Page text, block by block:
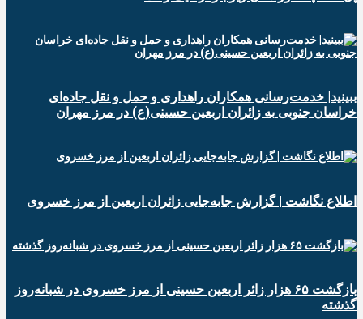
ببینید| خدمت‌رسانی همکاران راهداری و حمل و نقل جاده‌ای
خراسان جنوبی به زائران اربعین حسینی(ع) در مرز مهران
️اطلاع نگاشت | گزارش جابه‌جایی زائران اربعین از مرز خسروی
️بازگشت ۶۵ هزار زائر اربعین حسینی از مرز خسروی در شبانه‌روز
گذشته